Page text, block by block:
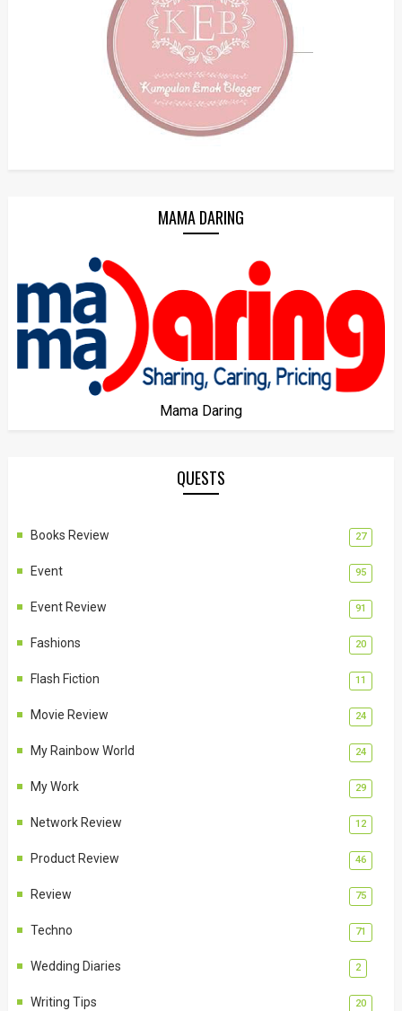
MAMA DARING
Mama Daring
QUESTS
Books Review 27
Event 95
Event Review 91
Fashions 20
Flash Fiction 11
Movie Review 24
My Rainbow World 24
My Work 29
Network Review 12
Product Review 46
Review 75
Techno 71
Wedding Diaries 2
Writing Tips 20